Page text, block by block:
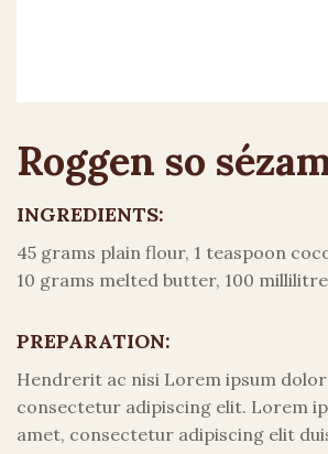
Roggen so
INGREDIENTS:
45 grams plain flour, 1 teaspoon
10 grams melted butter, 100
PREPARATION:
Hendrerit ac nisi Lorem ipsum
consectetur adipiscing elit. Lorem
amet, consectetur adipiscing elit